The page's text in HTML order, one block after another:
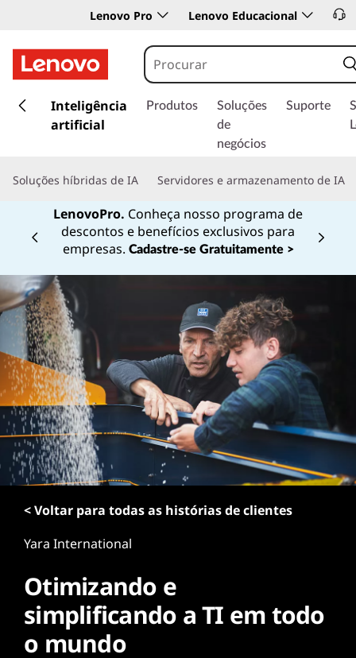
Lenovo Pro Lenovo Educacional
a
r
c
o
n
ú
d
o
p
r
i
n
c
Inteligência
artificial
Produtos
Soluções
de
negócios
Suporte
Soluções híbridas de IA Servidores e armazenamento de IA
LenovoPro. Conheça nosso programa de
descontos e benefícios exclusivos para
empresas. Cadastre-se Gratuitamente >
Currently displaying item 1 of
< Voltar para todas as histórias de clientes
Yara International
Otimizando e
simplificando a TI em todo
o mundo